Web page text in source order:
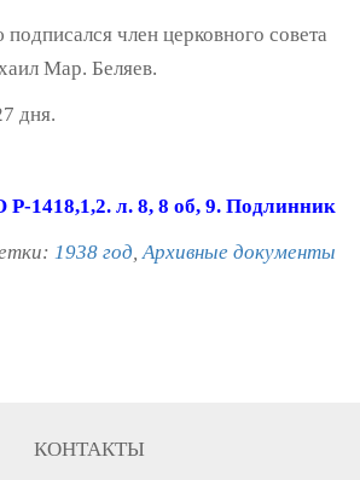
член церковного совета
Мар. Беляев.
дня.
1418,1,2. л. 8, 8 об, 9. Подлинник
1938 год Архивные документы
КОНТАКТЫ